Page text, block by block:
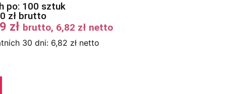
po: 100 sztuk
zł brutto
zł brutto, 6,82 zł netto
30 dni: 6,82 zł netto